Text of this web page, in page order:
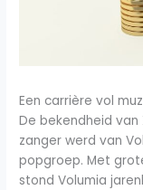
Een carrière vol
De bekendheid van
zanger werd van
popgroep. Met
stond Volumia